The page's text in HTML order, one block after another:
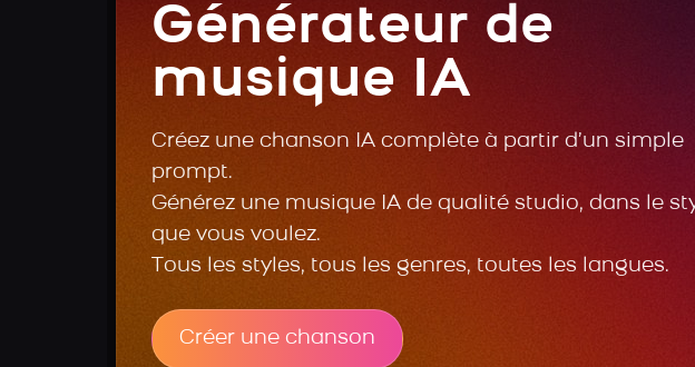
Générateur de
musique IA
Créez une chanson IA complète à partir d’un simple
prompt.
Générez une musique IA de qualité studio, dans le
que vous voulez.
Tous les styles, tous les genres, toutes les langues.
Créer une chanson